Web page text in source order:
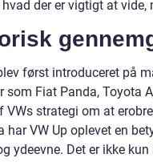
der er vigtigt at vide,
først introduceret på
som Fiat Panda, Toyota
VWs strategi om at
har VW Up oplevet en
ydeevne. Det er ikke